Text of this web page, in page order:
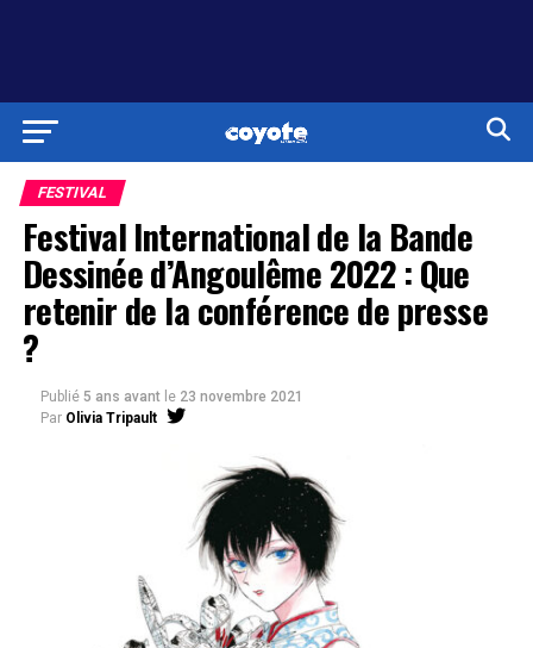
FESTIVAL
Festival International de la Bande
Dessinée d’Angoulême 2022 : Que
retenir de la conférence de presse
?
Publié 5 ans avant le 23 novembre 2021
Par Olivia Tripault